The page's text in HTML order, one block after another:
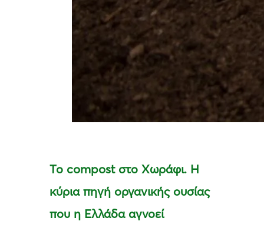
Το compost στο Χωράφι. Η
κύρια πηγή οργανικής ουσίας
που η Ελλάδα αγνοεί